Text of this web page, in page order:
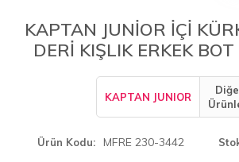
KAPTAN JUNİOR İÇİ
DERİ KIŞLIK ERKEK
KAPTAN JUNIOR
Ürün Kodu MFRE 230-3442